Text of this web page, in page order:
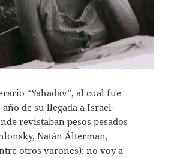
“Yahadav”, al cual fue
de su llegada a Israel-
revistaban pesos pesados
Natán Álterman,
otros varones): no voy a